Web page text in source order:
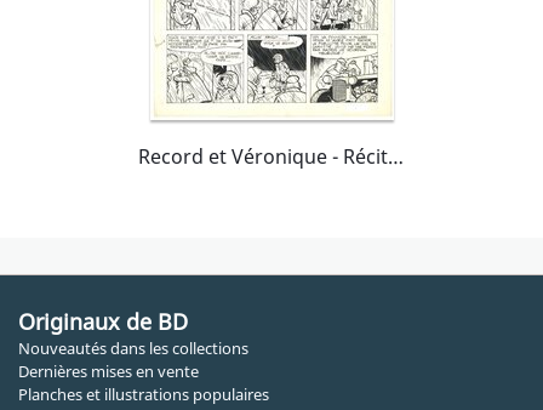
Record et Véronique - Récit en 6 pages de Record et Véronique
Originaux de BD
Nouveautés dans les collections
Dernières mises en vente
Planches et illustrations populaires